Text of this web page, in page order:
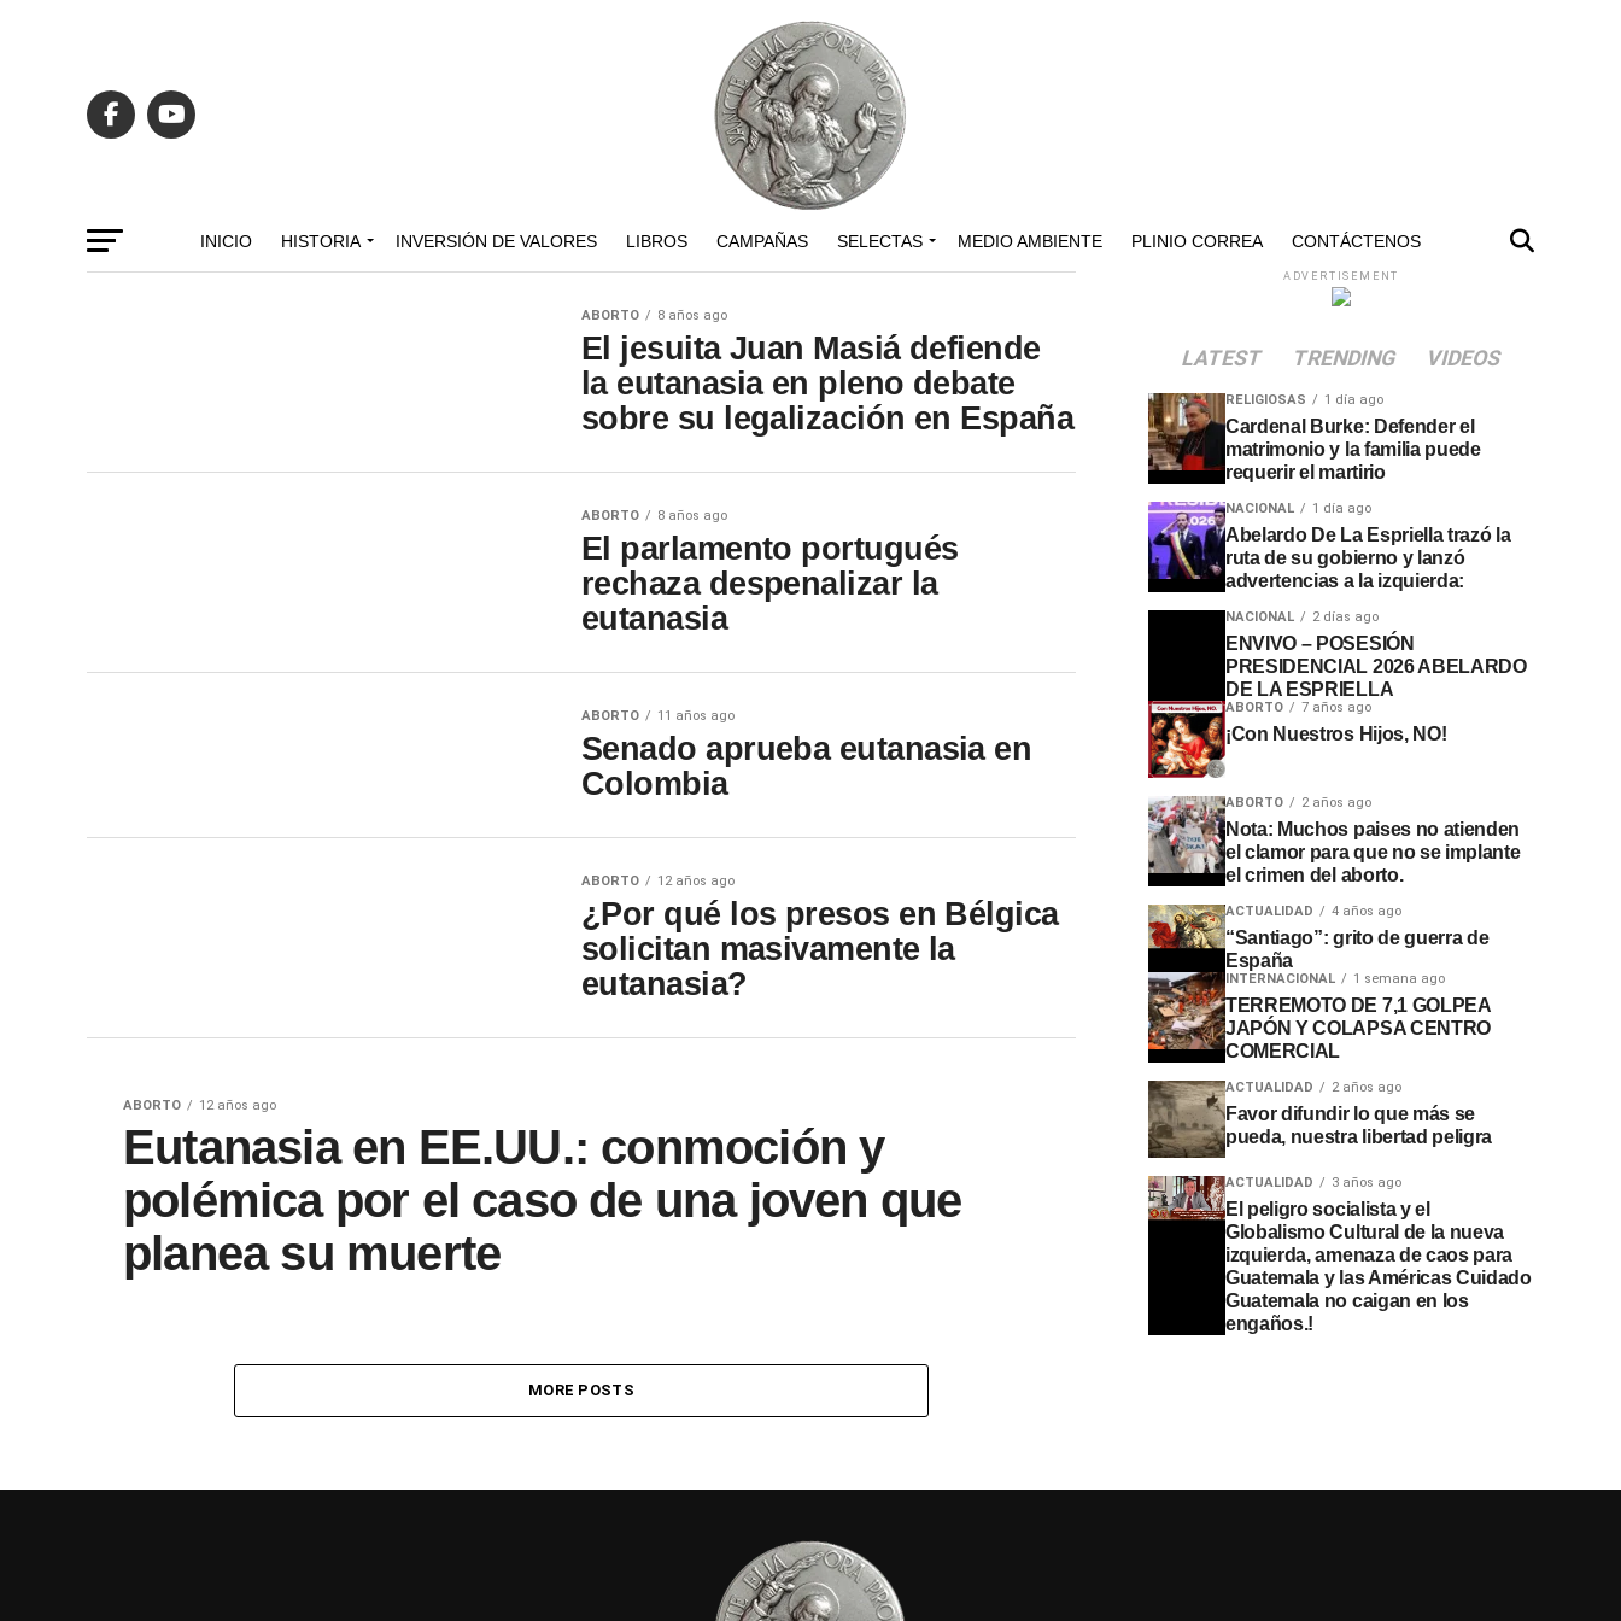
INICIO HISTORIA INVERSIÓN DE VALORES LIBROS CAMPAÑAS SELECTAS MEDIO AMBIENTE PLINIO CORREA CONTÁCTENOS
ABORTO 8 años ago
El jesuita Juan Masiá defiende
la eutanasia en pleno debate
sobre su legalización en España
ABORTO 8 años ago
El parlamento portugués
rechaza despenalizar la
eutanasia
ABORTO 11 años ago
Senado aprueba eutanasia en
Colombia
ABORTO 12 años ago
¿Por qué los presos en Bélgica
solicitan masivamente la
eutanasia?
ABORTO 12 años ago
Eutanasia en EE.UU.: conmoción y
polémica por el caso de una joven que
planea su muerte
MORE POSTS
ADVERTISEMENT
LATEST TRENDING VIDEOS
RELIGIOSAS 1 día ago
Cardenal Burke: Defender el
matrimonio y la familia puede
requerir el martirio
NACIONAL 1 día ago
Abelardo De La Espriella trazó la
ruta de su gobierno y lanzó
advertencias a la izquierda:
NACIONAL 2 días ago
ENVIVO – POSESIÓN
PRESIDENCIAL 2026 ABELARDO
DE LA ESPRIELLA
ABORTO 7 años ago
¡Con Nuestros Hijos, NO!
ABORTO 2 años ago
Nota: Muchos paises no atienden
el clamor para que no se implante
el crimen del aborto.
ACTUALIDAD 4 años ago
“Santiago”: grito de guerra de
España
INTERNACIONAL 1 semana ago
TERREMOTO DE 7,1 GOLPEA
JAPÓN Y COLAPSA CENTRO
COMERCIAL
ACTUALIDAD 2 años ago
Favor difundir lo que más se
pueda, nuestra libertad peligra
ACTUALIDAD 3 años ago
El peligro socialista y el
Globalismo Cultural de la nueva
izquierda, amenaza de caos para
Guatemala y las Américas Cuidado
Guatemala no caigan en los
engaños.!